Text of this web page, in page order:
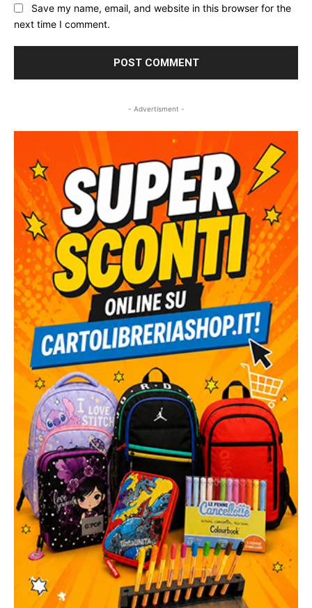
Save my name, email, and website in this browser for the
next time I comment.
- Advertisment -